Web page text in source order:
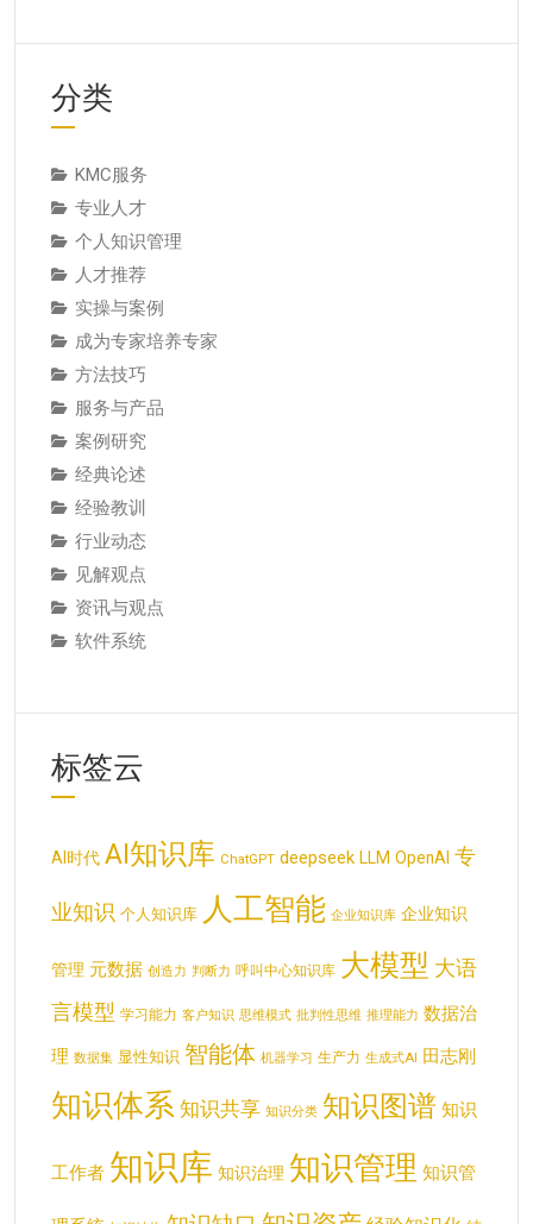
分类
KMC服务
专业人才
个人知识管理
人才推荐
实操与案例
成为专家培养专家
方法技巧
服务与产品
案例研究
经典论述
经验教训
行业动态
见解观点
资讯与观点
软件系统
标签云
AI时代 AI知识库 ChatGPT deepseek LLM OpenAI 专
业知识 个人知识库 人工智能 企业知识库 企业知识
管理 元数据 创造力 判断力 呼叫中心知识库 大模型 大语
言模型 学习能力 客户知识 思维模式 批判性思维 推理能力 数据治
理 数据集 显性知识 智能体 机器学习 生产力 生成式AI 田志刚
知识体系 知识共享 知识分类 知识图谱 知识
工作者 知识库 知识治理 知识管理 知识管